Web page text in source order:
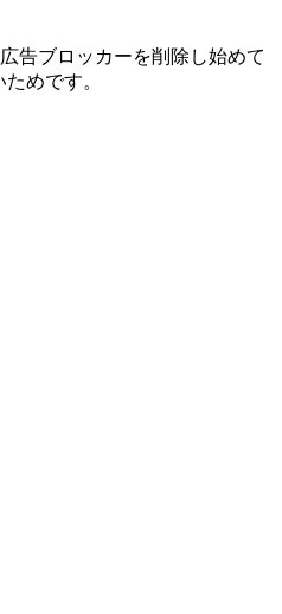
告ブロッカーを削除し始めて
めです。